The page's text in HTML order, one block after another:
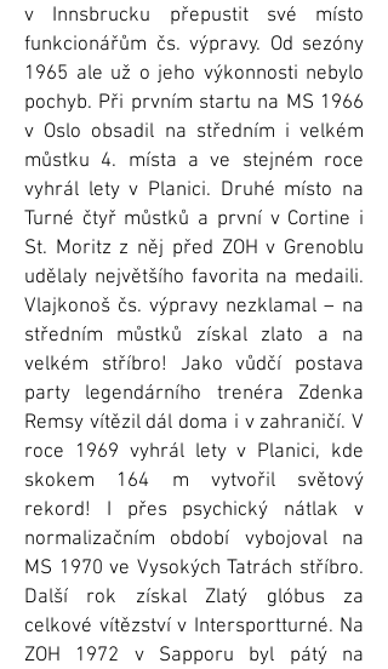
v Innsbrucku přepustit své místo
funkcionářům čs. výpravy. Od sezóny
1965 ale už o jeho výkonnosti nebylo
pochyb. Při prvním startu na MS 1966
v Oslo obsadil na středním i velkém
můstku 4. místa a ve stejném roce
vyhrál lety v Planici. Druhé místo na
Turné čtyř můstků a první v Cortine i
St. Moritz z něj před ZOH v Grenoblu
udělaly největšího favorita na medaili.
Vlajkonoš čs. výpravy nezklamal – na
středním můstků získal zlato a na
velkém stříbro! Jako vůdčí postava
party legendárního trenéra Zdenka
Remsy vítězil dál doma i v zahraničí. V
roce 1969 vyhrál lety v Planici, kde
skokem 164 m vytvořil světový
rekord! I přes psychický nátlak v
normalizačním období vybojoval na
MS 1970 ve Vysokých Tatrách stříbro.
Další rok získal Zlatý glóbus za
celkové vítězství v Intersportturné. Na
ZOH 1972 v Sapporu byl pátý na